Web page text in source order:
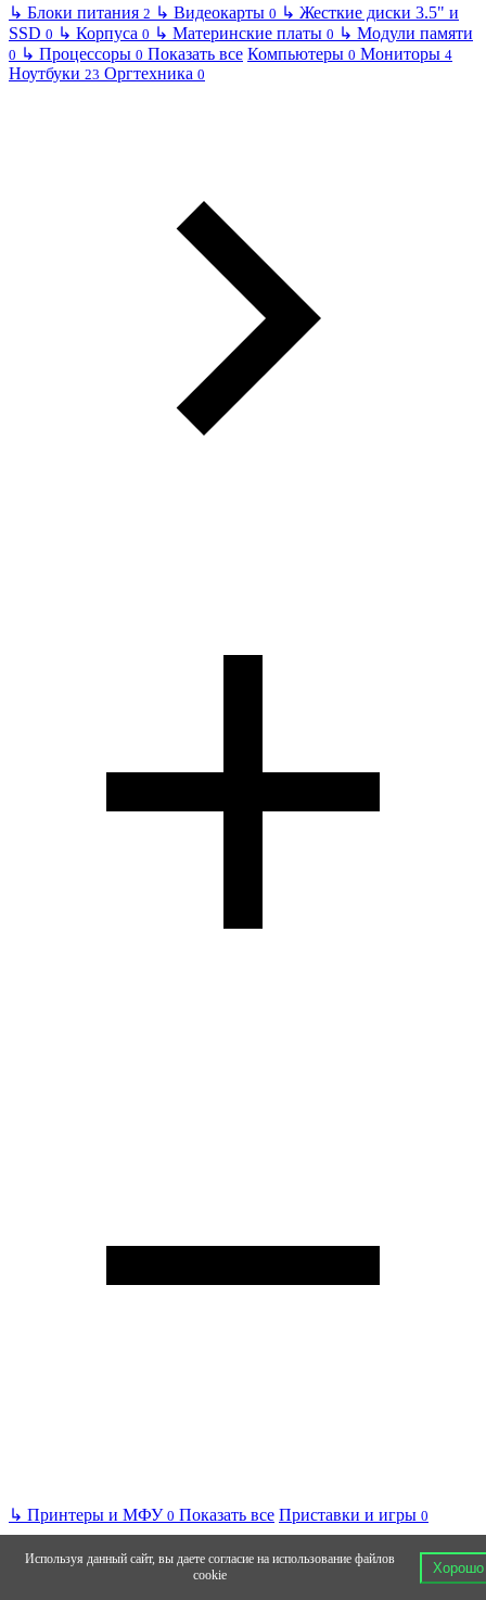
↳ Блоки питания 2 ↳ Видеокарты 0 ↳ Жесткие диски 3.5" и
SSD 0 ↳ Корпуса 0 ↳ Материнские платы 0 ↳ Модули памяти
0 ↳ Процессоры 0 Показать все Компьютеры 0 Мониторы 4
Ноутбуки 23 Оргтехника 0
↳ Принтеры и МФУ 0 Показать все Приставки и игры 0
Используя данный сайт, вы даете согласие на использование файлов
cookie
Хорошо